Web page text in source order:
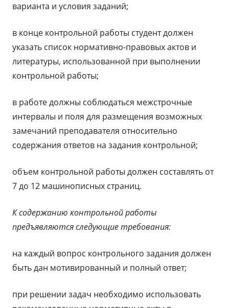
варианта и условия заданий;
в конце контрольной работы студент должен
указать список нормативно-правовых актов и
литературы, использованной при выполнении
контрольной работы;
в работе должны соблюдаться межстрочные
интервалы и поля для размещения возможных
замечаний преподавателя относительно
содержания ответов на задания контрольной;
объем контрольной работы должен составлять от
7 до 12 машинописных страниц.
К содержанию контрольной работы
предъявляются следующие требования:
на каждый вопрос контрольного задания должен
быть дан мотивированный и полный ответ;
при решении задач необходимо использовать